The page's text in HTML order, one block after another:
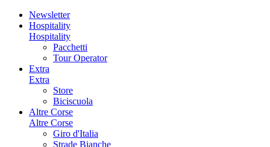
Newsletter
Hospitality
Hospitality
Pacchetti
Tour Operator
Extra
Extra
Store
Biciscuola
Altre Corse
Altre Corse
Giro d'Italia
Strade Bianche